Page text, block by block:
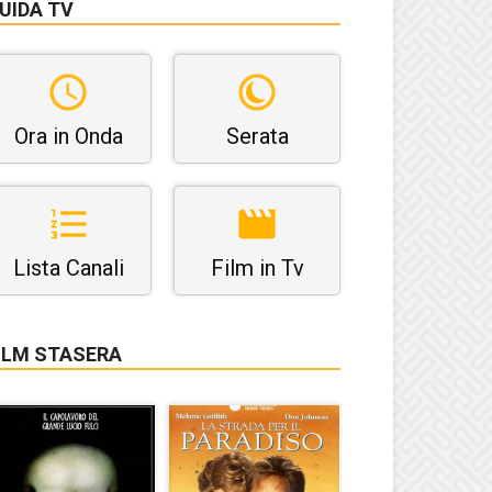
TV
Ora in Onda Serata
Lista Canali Film in Tv
STASERA